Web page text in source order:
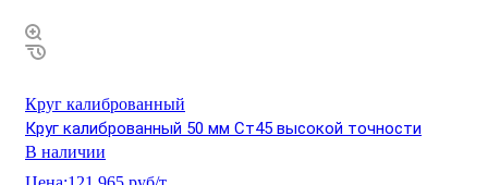
Круг калиброванный
Круг калиброванный 50 мм Ст45 высокой точности
В наличии